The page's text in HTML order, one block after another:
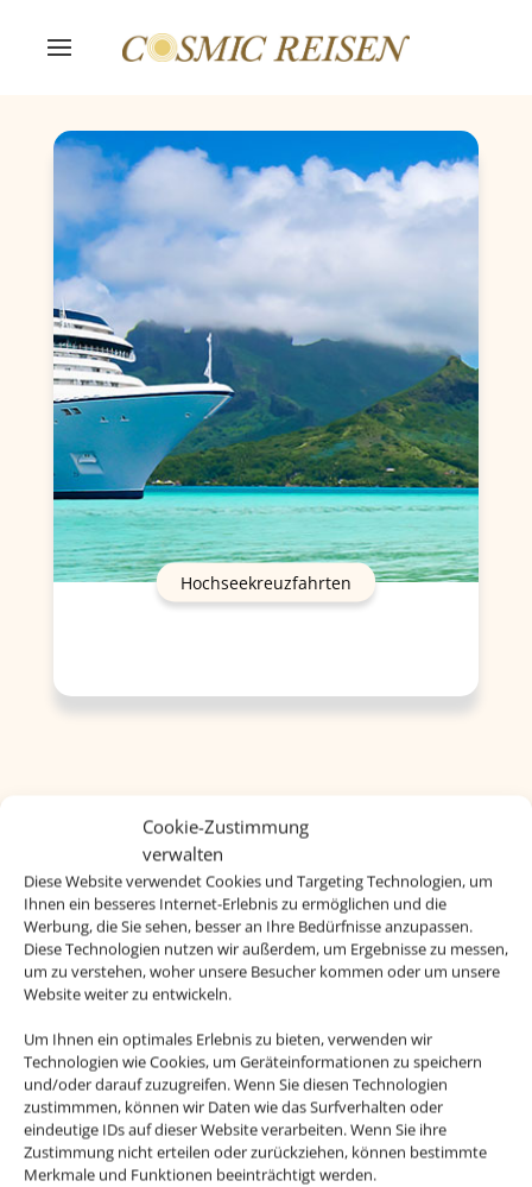
Cookie-Zustimmung
verwalten
Diese Website verwendet Cookies und Targeting Technologien, um
Ihnen ein besseres Internet-Erlebnis zu ermöglichen und die
Werbung, die Sie sehen, besser an Ihre Bedürfnisse anzupassen.
Diese Technologien nutzen wir außerdem, um Ergebnisse zu messen,
um zu verstehen, woher unsere Besucher kommen oder um unsere
Website weiter zu entwickeln.
Um Ihnen ein optimales Erlebnis zu bieten, verwenden wir
Technologien wie Cookies, um Geräteinformationen zu speichern
und/oder darauf zuzugreifen. Wenn Sie diesen Technologien
zustimmmen, können wir Daten wie das Surfverhalten oder
eindeutige IDs auf dieser Website verarbeiten. Wenn Sie ihre
Zustimmung nicht erteilen oder zurückziehen, können bestimmte
Merkmale und Funktionen beeinträchtigt werden.
Hochseekreuzfahrten